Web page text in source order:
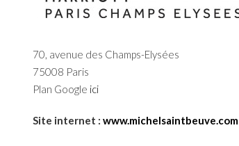
70, avenue des Champs-Elysées
75008 Paris
Plan Google ici
Site internet : www.michelsaintbeuve.com